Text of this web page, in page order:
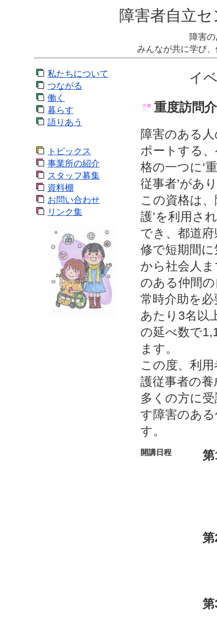
障害者自立
障害
みんなが共に学び
私たちについて
つながる
働く
暮らす
語りあう
トピックス
事業所の紹介
スタッフ募集
資料棚
お問い合わせ
リンク集
イ
重度訪問
障害のある
ポートする
格の一つに‘
従事者’があ
この資格は
護’を利用さ
でき、都道
修で短期間
から社会人
のある仲間
常時介助を
あたり3名以
の延べ数で
ます。
この度、利
護従事者の
多くの方に
す障害のあ
す。
開講日程